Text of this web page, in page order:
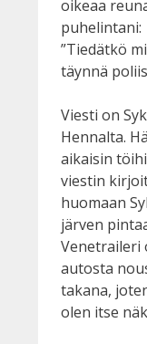
oikeaa
puhelintani:
”Tiedätkö
täynnä
Viesti on
Hennalta.
aikaisin
viestin
huomaan
järven
Venetraileri
autosta
takana,
olen itse